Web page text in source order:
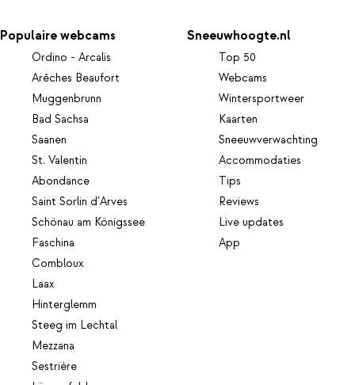
Populaire webcams
Ordino - Arcalis
Arêches Beaufort
Muggenbrunn
Bad Sachsa
Saanen
St. Valentin
Abondance
Saint Sorlin d'Arves
Schönau am Königssee
Faschina
Combloux
Laax
Hinterglemm
Steeg im Lechtal
Mezzana
Sestrière
Sneeuwhoogte.nl
Top 50
Webcams
Wintersportweer
Kaarten
Sneeuwverwachting
Accommodaties
Tips
Reviews
Live updates
App